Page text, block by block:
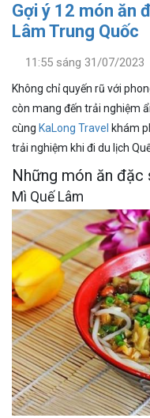
Gợi ý 12 món ăn
Lâm Trung Quốc
11:55 sáng 31/07/2023
Không chỉ quyến rũ với
còn mang đến trải nghiệm
cùng KaLong Travel khám
trải nghiệm khi đi du lịch
Những món ăn đặc
Mì Quế Lâm